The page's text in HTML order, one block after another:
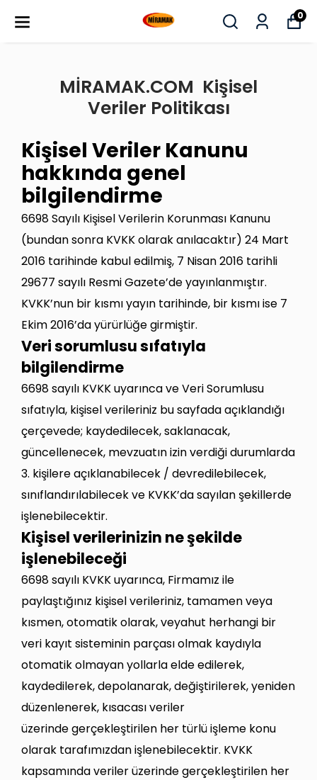
0
MİRAMAK.COM Kişisel
Veriler Politikası
Kişisel Veriler Kanunu
hakkında genel
bilgilendirme
6698 Sayılı Kişisel Verilerin Korunması Kanunu
(bundan sonra KVKK olarak anılacaktır) 24 Mart
2016 tarihinde kabul edilmiş, 7 Nisan 2016 tarihli
29677 sayılı Resmi Gazete’de yayınlanmıştır.
KVKK’nun bir kısmı yayın tarihinde, bir kısmı ise 7
Ekim 2016’da yürürlüğe girmiştir.
Veri sorumlusu sıfatıyla
bilgilendirme
6698 sayılı KVKK uyarınca ve Veri Sorumlusu
sıfatıyla, kişisel verileriniz bu sayfada açıklandığı
çerçevede; kaydedilecek, saklanacak,
güncellenecek, mevzuatın izin verdiği durumlarda
3. kişilere açıklanabilecek / devredilebilecek,
sınıflandırılabilecek ve KVKK’da sayılan şekillerde
işlenebilecektir.
Kişisel verilerinizin ne şekilde
işlenebileceği
6698 sayılı KVKK uyarınca, Firmamız ile
paylaştığınız kişisel verileriniz, tamamen veya
kısmen, otomatik olarak, veyahut herhangi bir
veri kayıt sisteminin parçası olmak kaydıyla
otomatik olmayan yollarla elde edilerek,
kaydedilerek, depolanarak, değiştirilerek, yeniden
düzenlenerek, kısacası veriler
üzerinde gerçekleştirilen her türlü işleme konu
olarak tarafımızdan işlenebilecektir. KVKK
kapsamında veriler üzerinde gerçekleştirilen her